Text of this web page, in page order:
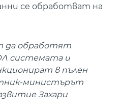
се обработват на
да обработят
системата и
в пълен
министърът
Захари